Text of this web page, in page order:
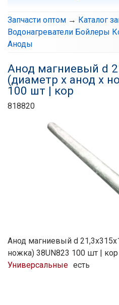
Запчасти оптом → Каталог
Водонагреватели Бойлеры
Аноды
Анод магниевый d
(диаметр х анод х
100 шт | кор
818820
Анод магниевый d
ножка) 38UN823 100 шт | кор
Универсальные есть